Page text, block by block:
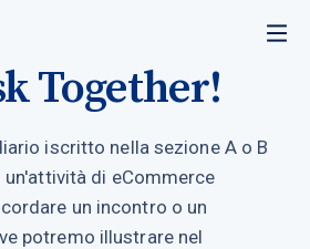
Together!
iscritto nella sezione A o B
un'attività di eCommerce
un incontro o un
potremo illustrare nel